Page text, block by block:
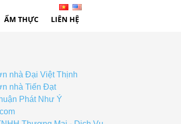
ẨM THỰC LIÊN HỆ
nhà Đại Việt Thịnh
nhà Tiến Đạt
Phát Như Ý